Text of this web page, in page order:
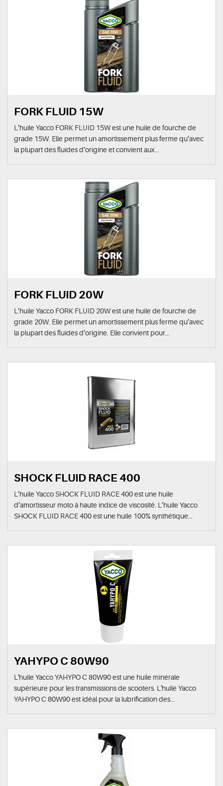
FORK FLUID 15W
L’huile Yacco FORK FLUID 15W est une huile de fourche de
grade 15W. Elle permet un amortissement plus ferme qu’avec
la plupart des fluides d’origine et convient aux...
FORK FLUID 20W
L’huile Yacco FORK FLUID 20W est une huile de fourche de
grade 20W. Elle permet un amortissement plus ferme qu’avec
la plupart des fluides d’origine. Elle convient pour...
SHOCK FLUID RACE 400
L’huile Yacco SHOCK FLUID RACE 400 est une huile
d’amortisseur moto à haute indice de viscosité. L’huile Yacco
SHOCK FLUID RACE 400 est une huile 100% synthétique...
YAHYPO C 80W90
L'huile Yacco YAHYPO C 80W90 est une huile minérale
supérieure pour les transmissions de scooters. L'huile Yacco
YAHYPO C 80W90 est idéal pour la lubrification des...